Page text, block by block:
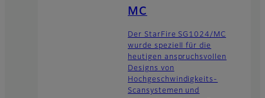
MC
Der StarFire SG1024/MC
wurde speziell für die
heutigen anspruchsvollen
Designs von
Hochgeschwindigkeits-
Scansystemen und